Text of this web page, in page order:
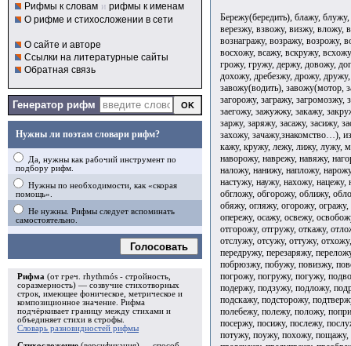
Рифмы к словам и рифмы к именам
О рифме и стихосложении в сети
О сайте и авторе
Ссылки на литературные сайты
Обратная связь
Генератор рифм
Нужны ли поэтам словари рифм?
Да, нужны как рабочий инструмент по
подбору рифм.
Нужны по необходимости, как «скорая
помощь».
Не нужны. Рифмы следует вспоминать
самостоятельно.
Голосовать
Рифма (от греч. rhythmós - стройность,
соразмерность) — созвучие стихотворных
строк, имеющее фоническое, метрическое и
композиционное значение. Рифма
подчёркивает границу между стихами и
объединяет стихи в строфы
Словарь разновидностей рифмы
Бережу(бередить), блажу,
верезжу, взвожу, визжу, вложу,
вознагражу, возражу, возрожу,
восхожу, всажу, вскружу,
грожу, гружу, держу, довожу,
дохожу, дребезжу, дрожу,
завожу(водить), завожу(мотор,
загорожу, загражу, загромозжу,
заегожу, зажужжу, закажу,
заржу, заряжу, засажу, засижу,
захожу, зачажу,знакомство…),
кажу, кружу, лежу, лижу, лужу,
наворожу, наврежу, навяжу,
наложу, нанижу, напложу,
настужу, наужу, нахожу,
обгложу, обгорожу, оближу,
обяжу, огляжу, огорожу,
опережу, осажу, освежу,
отгорожу, отгружу, откажу,
отслужу, отсужу, оттужу,
передружу, перезаряжу,
побрюзжу, побужу, повизжу,
погрожу, погружу, погужу,
подержу, подзужу, подложу,
подскажу, подсторожу,
полебежу, полежу, положу,
посержу, посижу, послежу,
потужу, поужу, похожу, пощажу,